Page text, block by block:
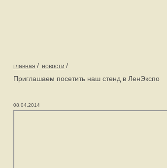
главная / новости /
Приглашаем посетить наш стенд в ЛенЭкспо
08.04.2014